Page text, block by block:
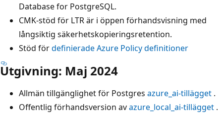
Database for PostgreSQL.
CMK-stöd för LTR är i öppen förhandsvisning med
långsiktig säkerhetskopieringsretention.
Stöd fördefinierade Azure Policy definitioner
Utgivning: Maj 2024
Allmän tillgänglighet för Postgres azure_ai-tillägget .
Offentlig förhandsversion avazure_local_ai-tillägget .